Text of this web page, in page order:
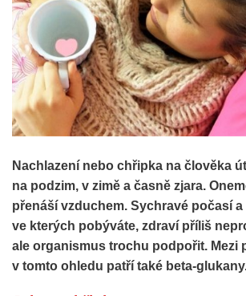
Nachlazení nebo chřipka na člověka
na podzim, v zimě a časně zjara.
přenáší vzduchem. Sychravé počasí
ve kterých pobýváte, zdraví příliš
ale organismus trochu podpořit. Mezi
v tomto ohledu patří také beta-